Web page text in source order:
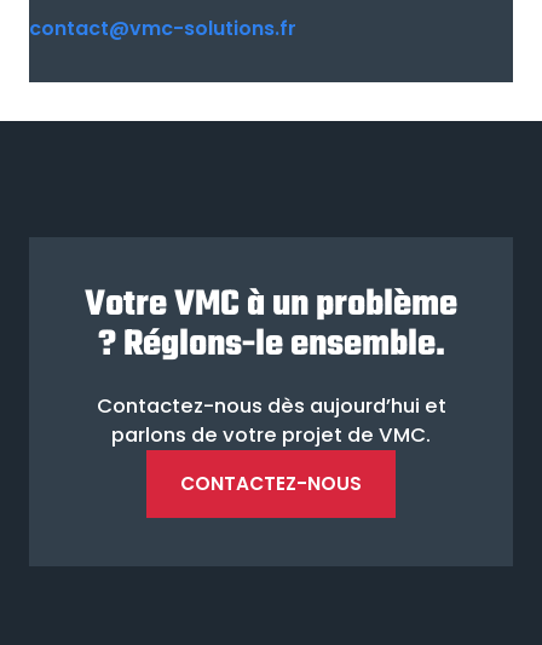
contact@vmc-solutions.fr
Votre VMC à un problème
? Réglons-le ensemble.
Contactez-nous dès aujourd’hui et
parlons de votre projet de VMC.
CONTACTEZ-NOUS